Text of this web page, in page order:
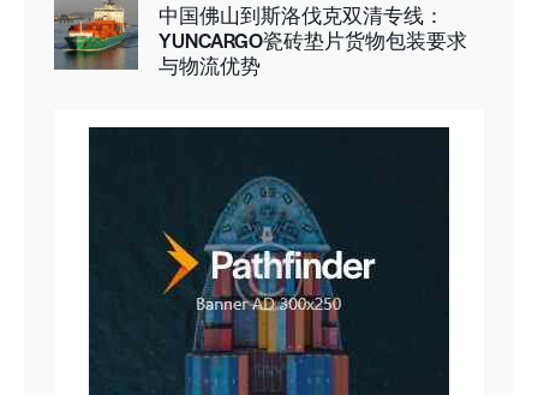
中国佛山到斯洛伐克双清专线：
YUNCARGO瓷砖垫片货物包装要求
与物流优势